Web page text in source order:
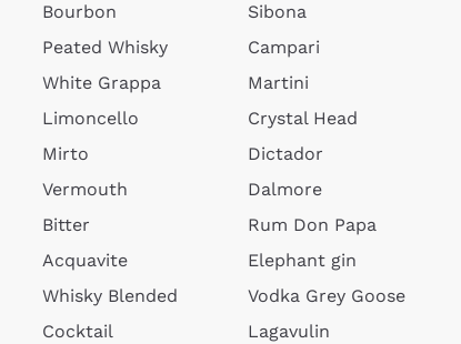
Bourbon
Peated Whisky
White Grappa
Limoncello
Mirto
Vermouth
Bitter
Acquavite
Whisky Blended
Cocktail
Sibona
Campari
Martini
Crystal Head
Dictador
Dalmore
Rum Don Papa
Elephant gin
Vodka Grey Goose
Lagavulin